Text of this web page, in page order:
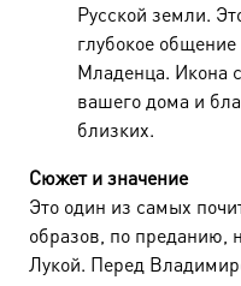
Русской земли.
глубокое
Младенца. Икона
вашего дома и
близких.
Сюжет и значение
Это один из самых
образов, по преданию,
Лукой. Перед